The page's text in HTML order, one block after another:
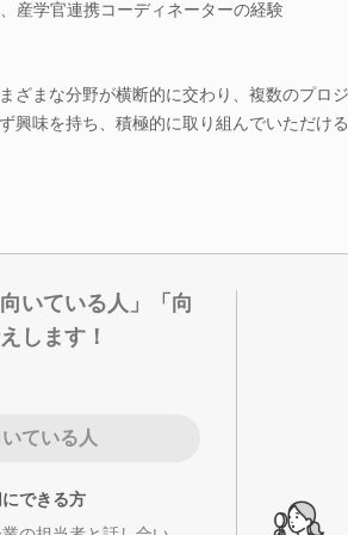
産学官連携コーディネーターの経験
ざまな分野が横断的に交わり、複数のプロ
興味を持ち、積極的に取り組んでいただけ
いている人」「向
します！
ている人
できる方